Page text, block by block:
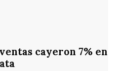
cayeron 7% en